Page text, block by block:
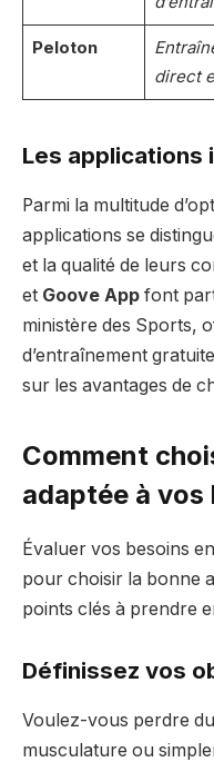
Peloton
direct
Les applications
Parmi la multitude
applications se
et la qualité de leurs
et Goove App font
ministère des Sports,
d’entraînement
sur les avantages de
Comment
adaptée à vos
Évaluer vos besoins
pour choisir la bonne
points clés à prendre
Définissez vos
Voulez-vous perdre
musculature ou